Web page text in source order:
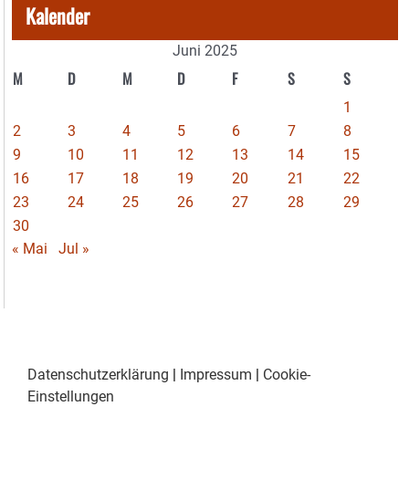
Kalender
Juni 2025
M D M D F S S
1
2
3 4 5 6 7
8
9
10 11 12 13 14
15
16
17 18 19 20 21
22
23
24 25 26 27 28
29
30
« Mai
Jul »
Datenschutzerklärung Impressum
Cookie-
Einstellungen